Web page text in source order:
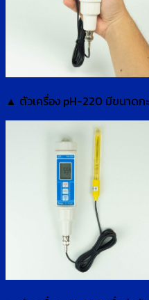
▲ ตัวเครื่อง pH-220 มีขนาดก